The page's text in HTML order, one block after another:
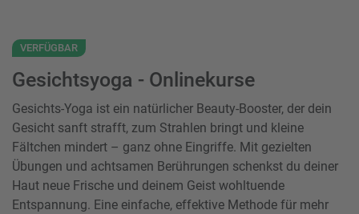
VERFÜGBAR
Gesichtsyoga - Onlinekurse
Gesichts-Yoga ist ein natürlicher Beauty-Booster, der dein
Gesicht sanft strafft, zum Strahlen bringt und kleine
Fältchen mindert – ganz ohne Eingriffe. Mit gezielten
Übungen und achtsamen Berührungen schenkst du deiner
Haut neue Frische und deinem Geist wohltuende
Entspannung. Eine einfache, effektive Methode für mehr